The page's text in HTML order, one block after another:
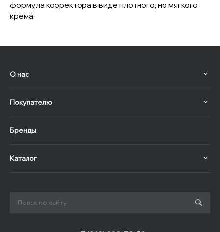
формула корректора в виде плотного, но мягкого
крема.
О нас
Покупателю
Бренды
Каталог